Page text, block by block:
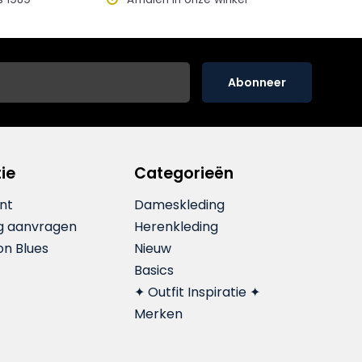
Abonneer
aanvragen
Blues
Categorieën
Dameskleding
Herenkleding
Nieuw
Basics
✦ Outfit Inspiratie ✦
Merken